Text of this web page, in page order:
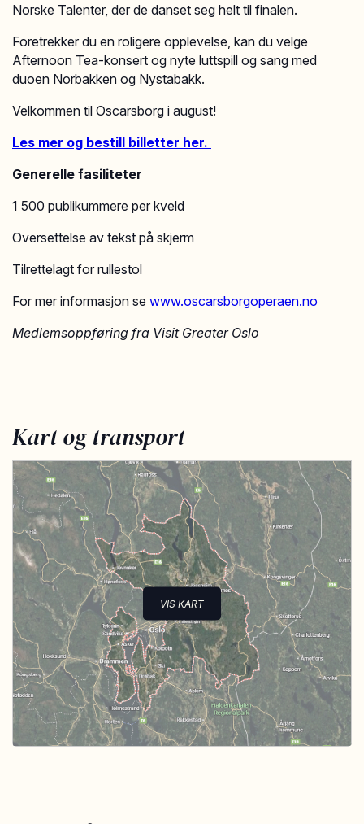
Norske Talenter, der de danset seg helt til finalen.
Foretrekker du en roligere opplevelse, kan du velge
Afternoon Tea-konsert og nyte luttspill og sang med
duoen Norbakken og Nystabakk.
Velkommen til Oscarsborg i august!
Les mer og bestill billetter her.
Generelle fasiliteter
1 500 publikummere per kveld
Oversettelse av tekst på skjerm
Tilrettelagt for rullestol
For mer informasjon se www.oscarsborgoperaen.no
Medlemsoppføring fra Visit Greater Oslo
Kart og transport
VIS KART